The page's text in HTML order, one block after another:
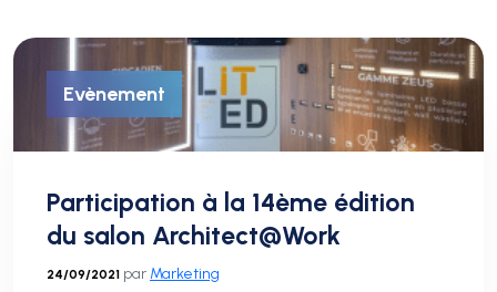
Evènement
Participation à la 14ème édition
du salon Architect@Work
24/09/2021 par Marketing